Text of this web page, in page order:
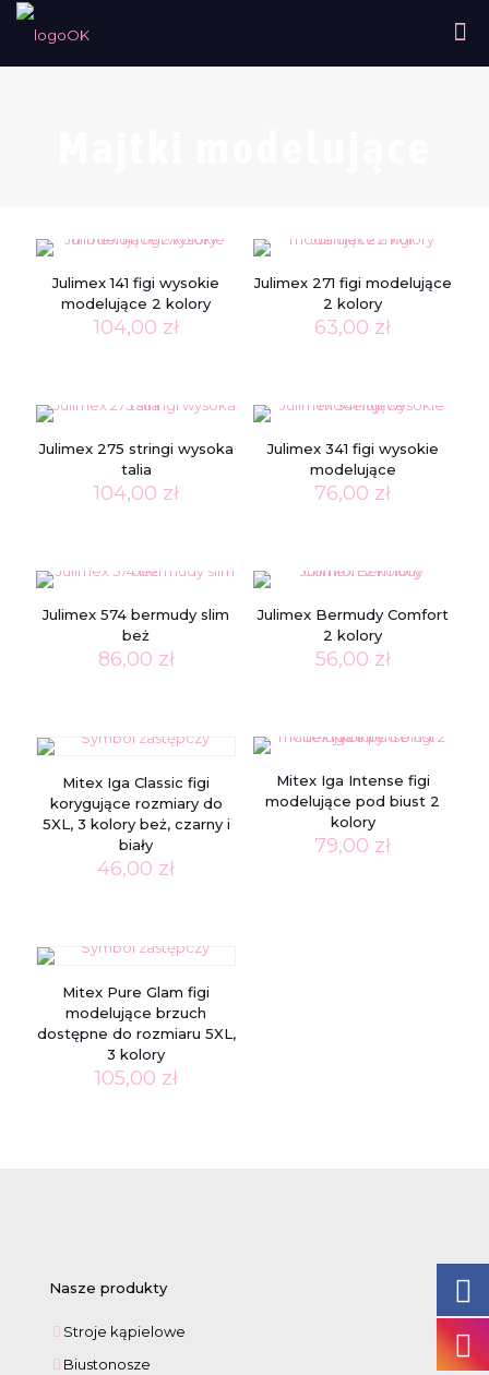
Julimex 141 figi wysokie
modelujące 2 kolory
104,00 zł
Julimex 271 figi modelujące
2 kolory
63,00 zł
Julimex 275 stringi wysoka
talia
104,00 zł
Julimex 341 figi wysokie
modelujące
76,00 zł
Julimex 574 bermudy slim
beż
86,00 zł
Julimex Bermudy Comfort
2 kolory
56,00 zł
Mitex Iga Classic figi
korygujące rozmiary do
5XL, 3 kolory beż, czarny i
biały
46,00 zł
Mitex Iga Intense figi
modelujące pod biust 2
kolory
79,00 zł
Mitex Pure Glam figi
modelujące brzuch
dostępne do rozmiaru 5XL,
3 kolory
105,00 zł
Nasze produkty
Stroje kąpielowe
Biustonosze